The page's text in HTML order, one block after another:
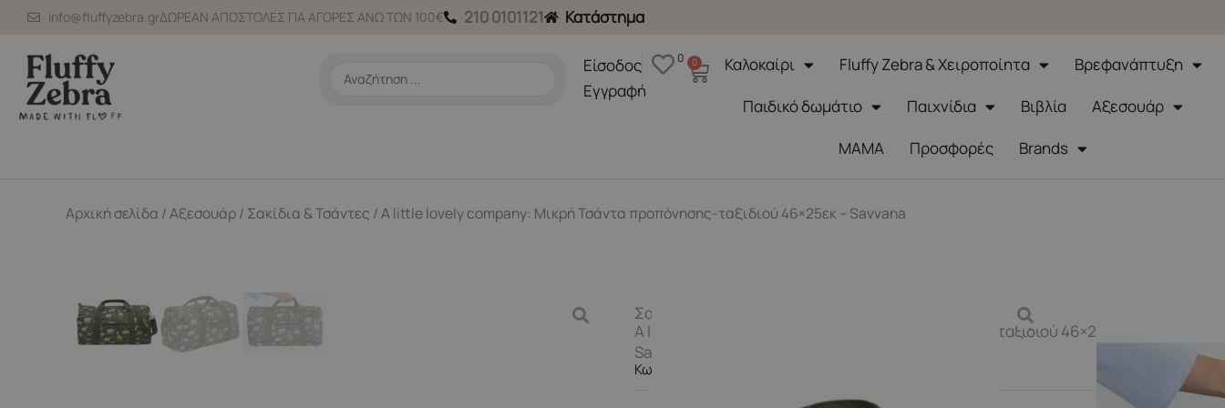
Μετάβαση
περιεχόμενο
info@fluffyzebra.grΔΩΡΕΑΝ ΑΠΟΣΤΟΛΕΣ ΓΙΑ ΑΓΟΡΕΣ ΑΝΩ ΤΩΝ 100€ 210 0101121 Κατάστημα
Search
Είσοδος
Εγγραφή
0 0
CartΚαλοκαίρι Fluffy Zebra & Χειροποίητα
Βρεφανάπτυξη
Παιδικό δωμάτιο
Παιχνίδια Βιβλία
Αξεσουάρ
ΜΑΜΑ
Προσφορές Brands
Αρχική σελίδα /Αξεσουάρ/ Σακίδια & Τσάντες / A little lovely company: Μικρή Τσάντα προπόνησης-ταξιδιού 46×25εκ – Savvana
Σακίδια & Τσάντες
A little lovely company: Μικρή Τσάντα προπόνησης-ταξιδιού 46×25εκ –
Savvana
Κωδικός Προϊόντος TBSAGR06